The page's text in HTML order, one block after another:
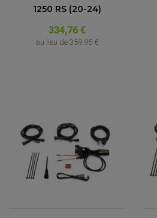
PARTIE CYCLE QUAD
AMORTISSEURS QUAD / SSV
BIELLETTES DE DIRECTION
CÂBLE ACCÉLÉRATEUR /
1250 RS (20-24)
334,76 €
au lieu de 359,95 €